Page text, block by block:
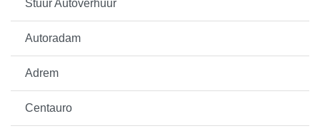
Stuur Autoverhuur
Autoradam
Adrem
Centauro